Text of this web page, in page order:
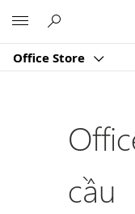
Office Store
cầu